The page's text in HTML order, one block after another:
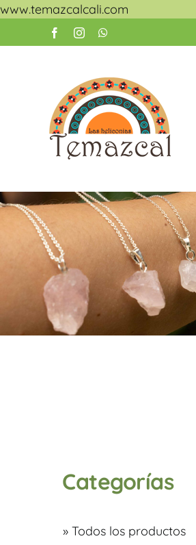
www.temazcalcali.com
content
FacebookInstagram
Categorías
» Todos los productos